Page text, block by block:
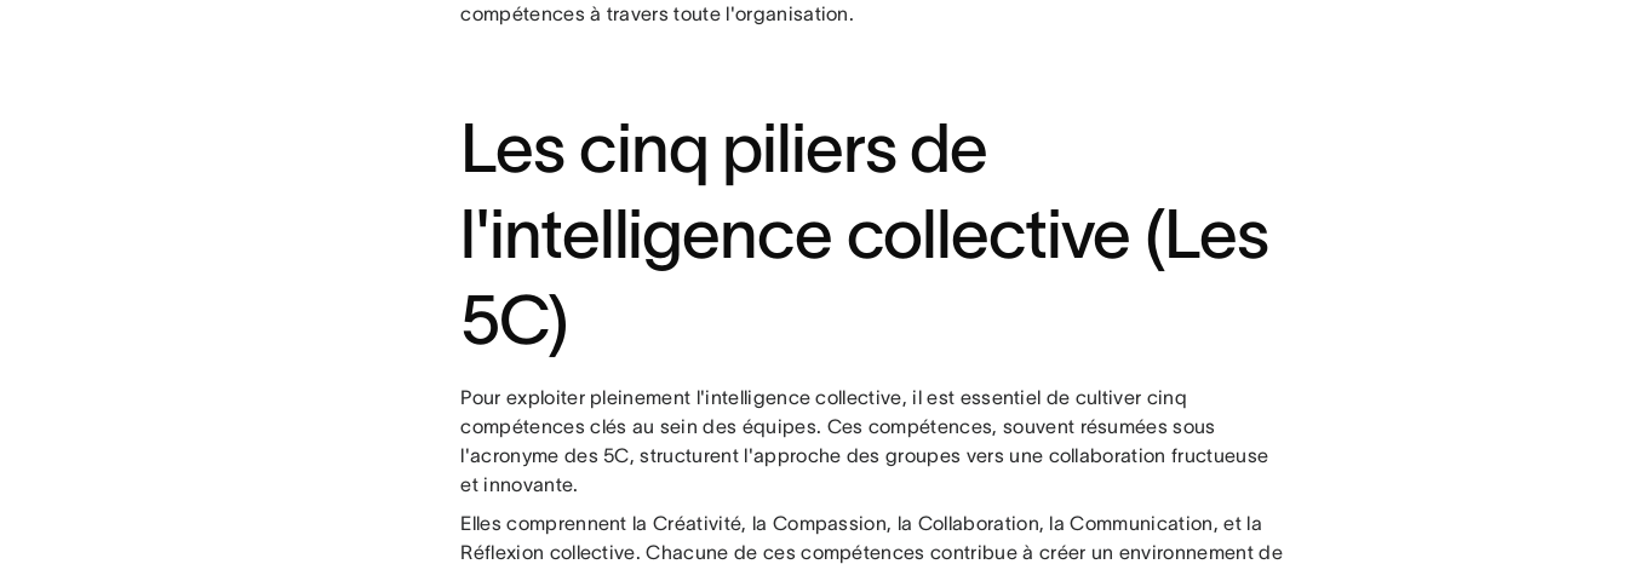
compétences à travers toute l'organisation.
Les cinq piliers de
l'intelligence collective (Les
5C)
Pour exploiter pleinement l'intelligence collective, il est essentiel de cultiver cinq
compétences clés au sein des équipes. Ces compétences, souvent résumées sous
l'acronyme des 5C, structurent l'approche des groupes vers une collaboration fructueuse
et innovante.
Elles comprennent la Créativité, la Compassion, la Collaboration, la Communication, et la
Réflexion collective. Chacune de ces compétences contribue à créer un environnement de